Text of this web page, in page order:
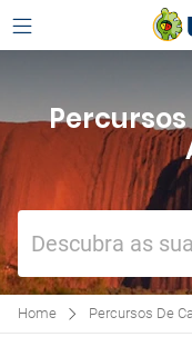
Descubra as
Home Percursos De